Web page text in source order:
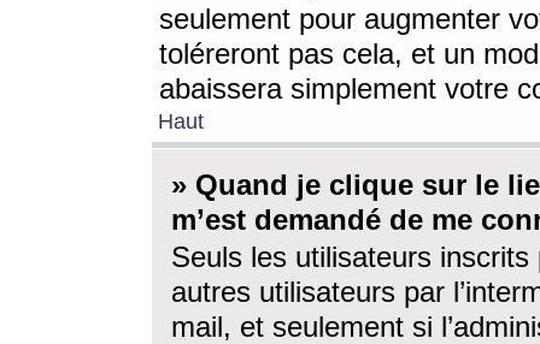
seulement pour augmenter
toléreront pas cela, et un
abaissera simplement votre
Haut
» Quand je clique sur le
m’est demandé de me
Seuls les utilisateurs
autres utilisateurs par
mail, et seulement si